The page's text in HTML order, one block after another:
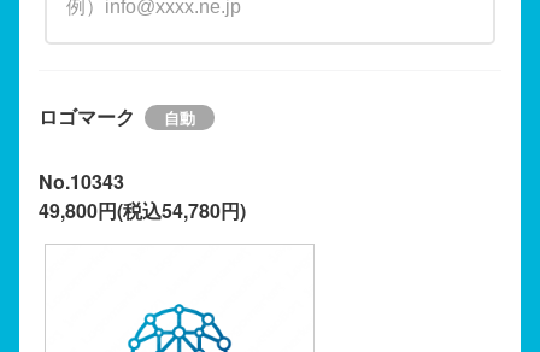
ロゴマーク
No.10343
49,800円(税込54,780円)